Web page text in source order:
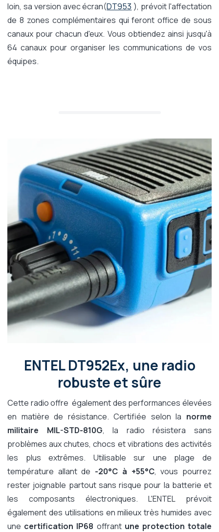
loin, sa version avec écran(DT953 ), prévoit l'affectation
de 8 zones complémentaires qui feront office de sous
canaux pour chacun d'eux. Vous obtiendez ainsi jusqu'à
64 canaux pour organiser les communications de vos
équipes.
ENTEL DT952Ex, une radio
robuste et sûre
Cette radio offre également des performances élevées
en matière de résistance. Certifiée selon la norme
militaire MIL-STD-810G, la radio résistera sans
problèmes aux chutes, chocs et vibrations des activités
les plus extrêmes. Utilisable sur une plage de
température allant de -20°C à +55°C, vous pourrez
rester joignable partout sans risque pour la batterie et
les composants électroniques. L'ENTEL prévoit
également des utilisations en milieux très humides avec
une certification IP68 offrant une protection totale